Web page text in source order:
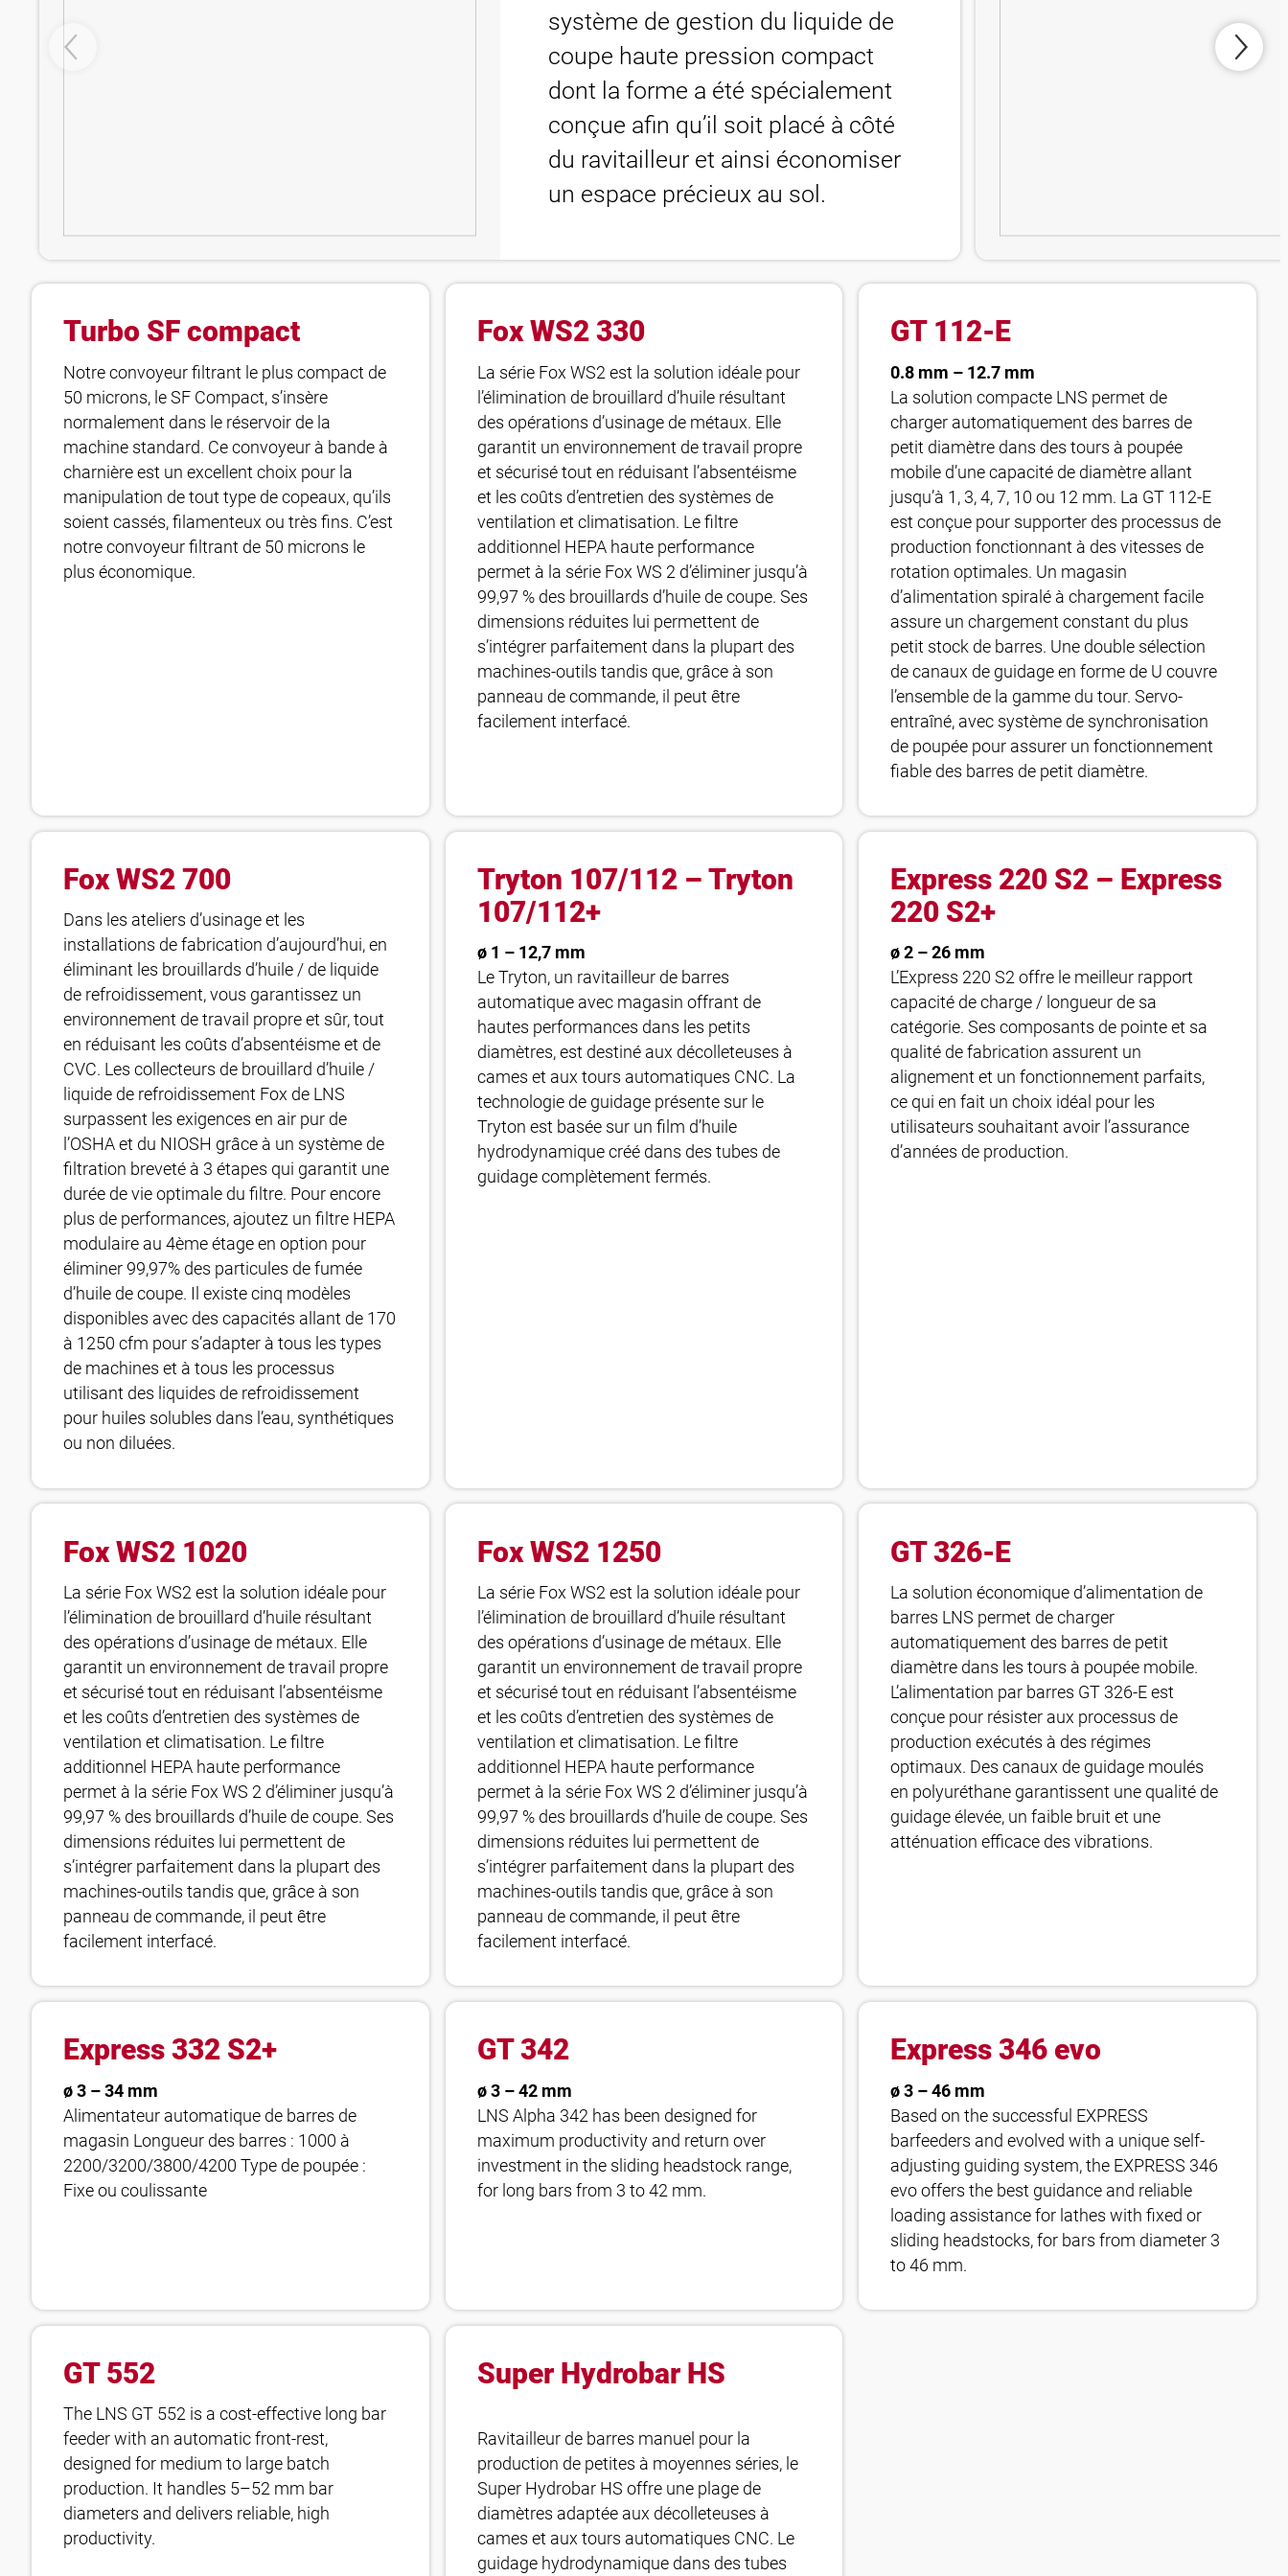
système de gestion du liquide de
coupe haute pression compact
dont la forme a été spécialement
conçue afin qu’il soit placé à côté
du ravitailleur et ainsi économiser
un espace précieux au sol.
Turbo SF compact
Notre convoyeur filtrant le plus compact de
50 microns, le SF Compact, s’insère
normalement dans le réservoir de la
machine standard. Ce convoyeur à bande à
charnière est un excellent choix pour la
manipulation de tout type de copeaux, qu’ils
soient cassés, filamenteux ou très fins. C’est
notre convoyeur filtrant de 50 microns le
plus économique.
Fox WS2 330
La série Fox WS2 est la solution idéale pour
l’élimination de brouillard d’huile résultant
des opérations d’usinage de métaux. Elle
garantit un environnement de travail propre
et sécurisé tout en réduisant l’absentéisme
et les coûts d’entretien des systèmes de
ventilation et climatisation. Le filtre
additionnel HEPA haute performance
permet à la série Fox WS 2 d’éliminer jusqu’à
99,97 % des brouillards d’huile de coupe. Ses
dimensions réduites lui permettent de
s’intégrer parfaitement dans la plupart des
machines-outils tandis que, grâce à son
panneau de commande, il peut être
facilement interfacé.
GT 112-E
0.8 mm – 12.7 mm
La solution compacte LNS permet de
charger automatiquement des barres de
petit diamètre dans des tours à poupée
mobile d’une capacité de diamètre allant
jusqu’à 1, 3, 4, 7, 10 ou 12 mm. La GT 112-E
est conçue pour supporter des processus de
production fonctionnant à des vitesses de
rotation optimales. Un magasin
d’alimentation spiralé à chargement facile
assure un chargement constant du plus
petit stock de barres. Une double sélection
de canaux de guidage en forme de U couvre
l’ensemble de la gamme du tour. Servo-
entraîné, avec système de synchronisation
de poupée pour assurer un fonctionnement
fiable des barres de petit diamètre.
Fox WS2 700
Dans les ateliers d’usinage et les
installations de fabrication d’aujourd’hui, en
éliminant les brouillards d’huile / de liquide
de refroidissement, vous garantissez un
environnement de travail propre et sûr, tout
en réduisant les coûts d’absentéisme et de
CVC. Les collecteurs de brouillard d’huile /
liquide de refroidissement Fox de LNS
surpassent les exigences en air pur de
l’OSHA et du NIOSH grâce à un système de
filtration breveté à 3 étapes qui garantit une
durée de vie optimale du filtre. Pour encore
plus de performances, ajoutez un filtre HEPA
modulaire au 4ème étage en option pour
éliminer 99,97% des particules de fumée
d’huile de coupe. Il existe cinq modèles
disponibles avec des capacités allant de 170
à 1250 cfm pour s’adapter à tous les types
de machines et à tous les processus
utilisant des liquides de refroidissement
pour huiles solubles dans l’eau, synthétiques
ou non diluées.
Tryton 107/112 – Tryton
107/112+
ø 1 – 12,7 mm
Le Tryton, un ravitailleur de barres
automatique avec magasin offrant de
hautes performances dans les petits
diamètres, est destiné aux décolleteuses à
cames et aux tours automatiques CNC. La
technologie de guidage présente sur le
Tryton est basée sur un film d’huile
hydrodynamique créé dans des tubes de
guidage complètement fermés.
Express 220 S2 – Express
220 S2+
ø 2 – 26 mm
L’Express 220 S2 offre le meilleur rapport
capacité de charge / longueur de sa
catégorie. Ses composants de pointe et sa
qualité de fabrication assurent un
alignement et un fonctionnement parfaits,
ce qui en fait un choix idéal pour les
utilisateurs souhaitant avoir l’assurance
d’années de production.
Fox WS2 1020
La série Fox WS2 est la solution idéale pour
l’élimination de brouillard d’huile résultant
des opérations d’usinage de métaux. Elle
garantit un environnement de travail propre
et sécurisé tout en réduisant l’absentéisme
et les coûts d’entretien des systèmes de
ventilation et climatisation. Le filtre
additionnel HEPA haute performance
permet à la série Fox WS 2 d’éliminer jusqu’à
99,97 % des brouillards d’huile de coupe. Ses
dimensions réduites lui permettent de
s’intégrer parfaitement dans la plupart des
machines-outils tandis que, grâce à son
panneau de commande, il peut être
facilement interfacé.
Fox WS2 1250
La série Fox WS2 est la solution idéale pour
l’élimination de brouillard d’huile résultant
des opérations d’usinage de métaux. Elle
garantit un environnement de travail propre
et sécurisé tout en réduisant l’absentéisme
et les coûts d’entretien des systèmes de
ventilation et climatisation. Le filtre
additionnel HEPA haute performance
permet à la série Fox WS 2 d’éliminer jusqu’à
99,97 % des brouillards d’huile de coupe. Ses
dimensions réduites lui permettent de
s’intégrer parfaitement dans la plupart des
machines-outils tandis que, grâce à son
panneau de commande, il peut être
facilement interfacé.
GT 326-E
La solution économique d’alimentation de
barres LNS permet de charger
automatiquement des barres de petit
diamètre dans les tours à poupée mobile.
L’alimentation par barres GT 326-E est
conçue pour résister aux processus de
production exécutés à des régimes
optimaux. Des canaux de guidage moulés
en polyuréthane garantissent une qualité de
guidage élevée, un faible bruit et une
atténuation efficace des vibrations.
Express 332 S2+
ø 3 – 34 mm
Alimentateur automatique de barres de
magasin Longueur des barres : 1000 à
2200/3200/3800/4200 Type de poupée :
Fixe ou coulissante
GT 342
ø 3 – 42 mm
LNS Alpha 342 has been designed for
maximum productivity and return over
investment in the sliding headstock range,
for long bars from 3 to 42 mm.
Express 346 evo
ø 3 – 46 mm
Based on the successful EXPRESS
barfeeders and evolved with a unique self-
adjusting guiding system, the EXPRESS 346
evo offers the best guidance and reliable
loading assistance for lathes with fixed or
sliding headstocks, for bars from diameter 3
to 46 mm.
GT 552
The LNS GT 552 is a cost-effective long bar
feeder with an automatic front-rest,
designed for medium to large batch
production. It handles 5–52 mm bar
diameters and delivers reliable, high
productivity.
Super Hydrobar HS
Ravitailleur de barres manuel pour la
production de petites à moyennes séries, le
Super Hydrobar HS offre une plage de
diamètres adaptée aux décolleteuses à
cames et aux tours automatiques CNC. Le
guidage hydrodynamique dans des tubes